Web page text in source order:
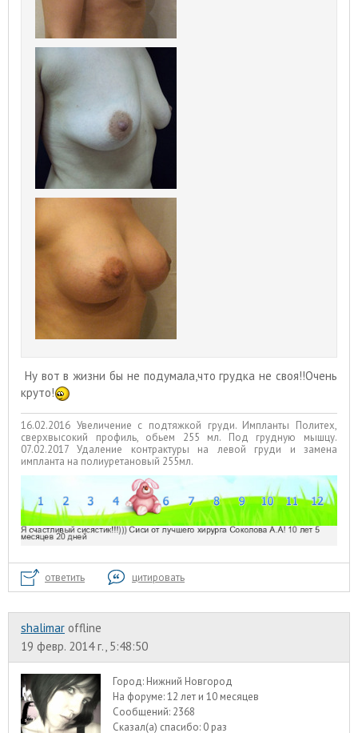
Ну вот в жизни бы не подумала,что грудка не своя!!Очень
круто!
16.02.2016 Увеличение с подтяжкой груди. Импланты Политех,
сверхвысокий профиль, обьем 255 мл. Под грудную мышцу.
07.02.2017 Удаление контрактуры на левой груди и замена
импланта на полиуретановый 255мл.
ответить цитировать
shalimar offline
19 февр. 2014 г., 5:48:50
Город: Нижний Новгород
На форуме:12 лет и 10 месяцев
Сообщений: 2368
Сказал(а) спасибо: 0 раз